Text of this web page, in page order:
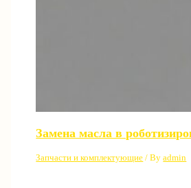
Замена масла в
Запчасти и комплектующие / Byadmin